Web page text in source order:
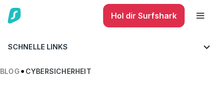
Hol dir Surfshark
SCHNELLE LINKS
BLOG CYBERSICHERHEIT